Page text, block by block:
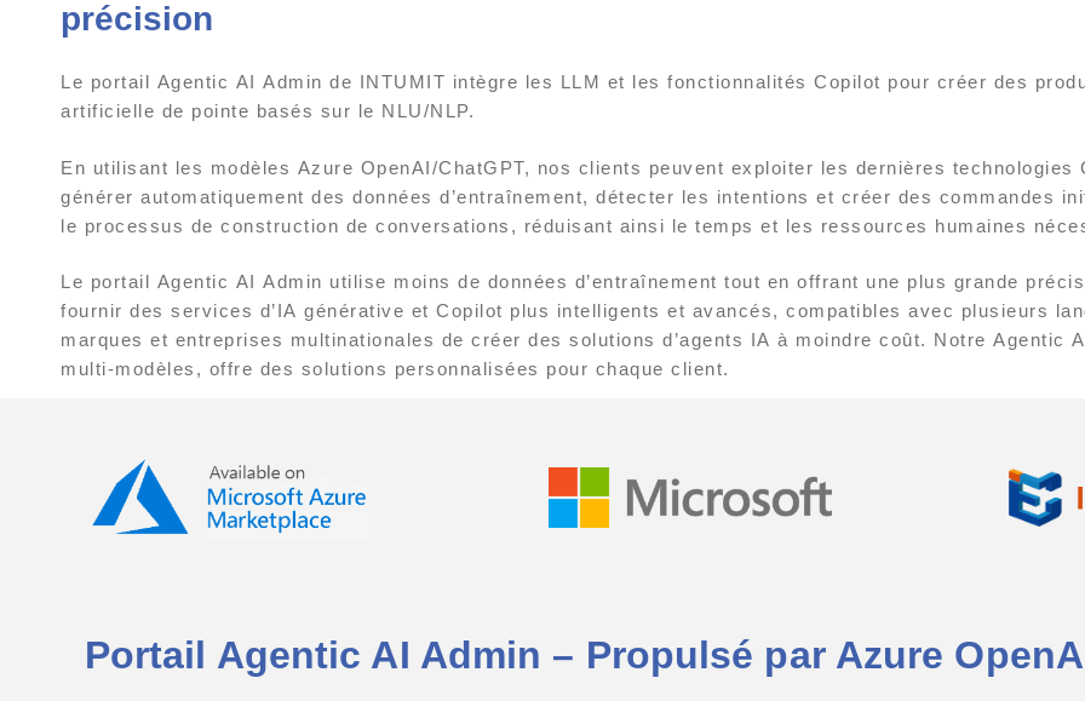
précision
Le portail Agentic AI Admin de INTUMIT intègre les LLM et les fonctionnalités Copilot pour créer des
artificielle de pointe basés sur le NLU/NLP.
En utilisant les modèles Azure OpenAI/ChatGPT, nos clients peuvent exploiter les dernières technologies
générer automatiquement des données d’entraînement, détecter les intentions et créer des commandes
le processus de construction de conversations, réduisant ainsi le temps et les ressources humaines
Le portail Agentic AI Admin utilise moins de données d’entraînement tout en offrant une plus grande
fournir des services d’IA générative et Copilot plus intelligents et avancés, compatibles avec plusieurs
marques et entreprises multinationales de créer des solutions d’agents IA à moindre coût. Notre Agentic
multi-modèles, offre des solutions personnalisées pour chaque client.
Portail Agentic AI Admin – Propulsé par Azure